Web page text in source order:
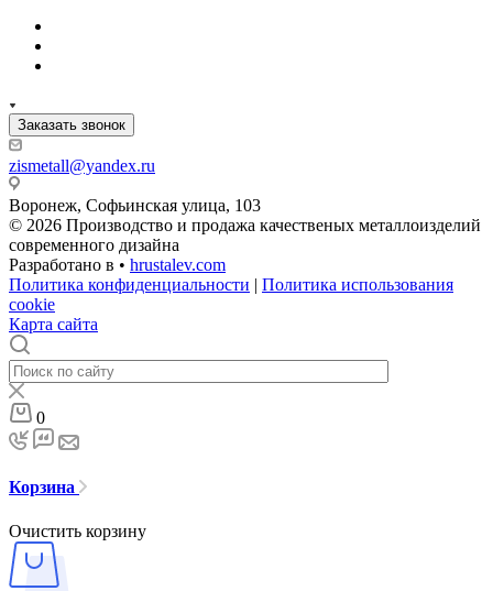
Заказать звонок
zismetall@yandex.ru
Воронеж, Софьинская улица, 103
© 2026 Производство и продажа качественых металлоизделий
современного дизайна
Разработано в • hrustalev.com
Политика конфиденциальности | Политика использования
cookie
Карта сайта
0
Корзина
Очистить корзину